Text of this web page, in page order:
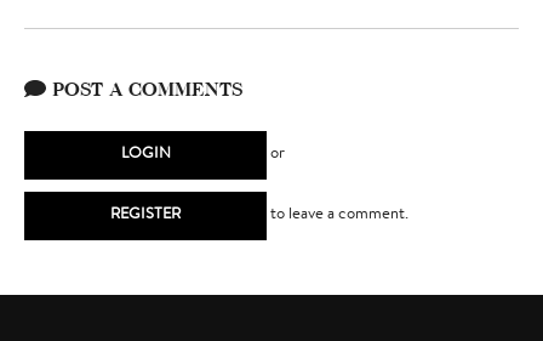
POST A COMMENTS
LOGIN or
REGISTER to leave a comment.